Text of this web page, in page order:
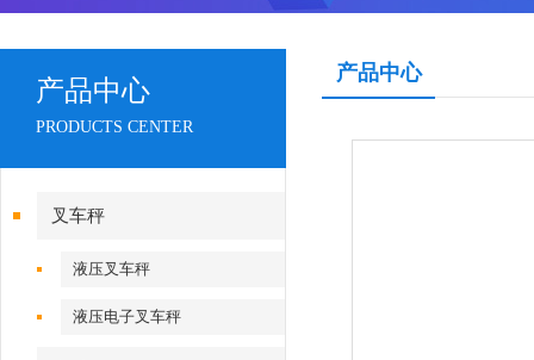
产品中心
PRODUCTS CENTER
叉车秤
液压叉车秤
液压电子叉车秤
产品中心